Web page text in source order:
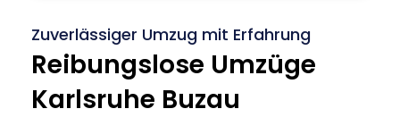
Zuverlässiger Umzug mit Erfahrung
Reibungslose Umzüge
Karlsruhe Buzau